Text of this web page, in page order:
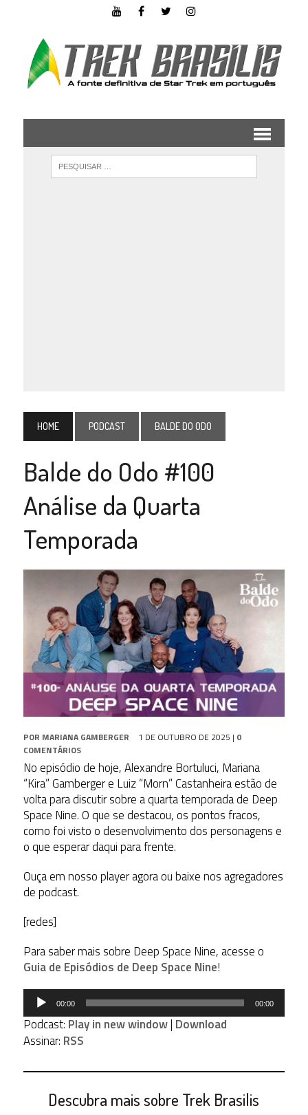
HOME PODCAST BALDE DO ODO
Balde do Odo #100
Análise da Quarta
Temporada
POR MARIANA GAMBERGER 1 DE OUTUBRO DE 2025 | 0
COMENTÁRIOS
No episódio de hoje, Alexandre Bortuluci, Mariana
“Kira” Gamberger e Luiz “Morn” Castanheira estão de
volta para discutir sobre a quarta temporada de Deep
Space Nine. O que se destacou, os pontos fracos,
como foi visto o desenvolvimento dos personagens e
o que esperar daqui para frente.
Ouça em nosso player agora ou baixe nos agregadores
de podcast.
[redes]
Para saber mais sobre Deep Space Nine, acesse o
Guia de Episódios de Deep Space Nine!
Tocador
áudio
00:00 00:00
Podcast: Play in new window| Download
Assinar: RSS
Descubra mais sobre Trek Brasilis